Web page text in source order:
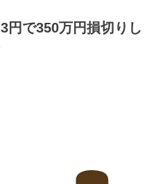
円で350万円損切りし